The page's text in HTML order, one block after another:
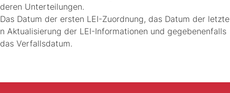
deren Unterteilungen.
Das Datum der ersten LEI-Zuordnung, das Datum der letzte
n Aktualisierung der LEI-Informationen und gegebenenfalls
das Verfallsdatum.